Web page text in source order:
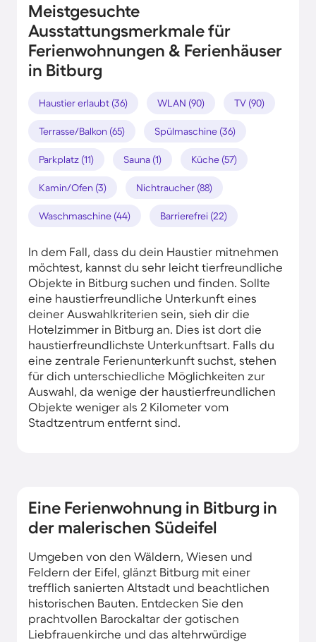
Meistgesuchte
Ausstattungsmerkmale für
Ferienwohnungen & Ferienhäuser
in Bitburg
Haustier erlaubt (36) WLAN (90) TV (90)
Terrasse/Balkon (65) Spülmaschine (36)
Parkplatz (11) Sauna (1) Küche (57)
Kamin/Ofen (3) Nichtraucher (88)
Waschmaschine (44) Barrierefrei (22)
In dem Fall, dass du dein Haustier mitnehmen
möchtest, kannst du sehr leicht tierfreundliche
Objekte in Bitburg suchen und finden. Sollte
eine haustierfreundliche Unterkunft eines
deiner Auswahlkriterien sein, sieh dir die
Hotelzimmer in Bitburg an. Dies ist dort die
haustierfreundlichste Unterkunftsart. Falls du
eine zentrale Ferienunterkunft suchst, stehen
für dich unterschiedliche Möglichkeiten zur
Auswahl, da wenige der haustierfreundlichen
Objekte weniger als 2 Kilometer vom
Stadtzentrum entfernt sind.
Eine Ferienwohnung in Bitburg in
der malerischen Südeifel
Umgeben von den Wäldern, Wiesen und
Feldern der Eifel, glänzt Bitburg mit einer
trefflich sanierten Altstadt und beachtlichen
historischen Bauten. Entdecken Sie den
prachtvollen Barockaltar der gotischen
Liebfrauenkirche und das altehrwürdige